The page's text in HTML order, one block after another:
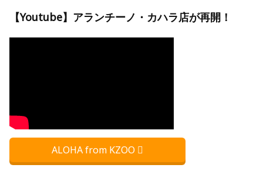
【Youtube】アランチーノ・カハラ店が再開！
ALOHA from KZOO